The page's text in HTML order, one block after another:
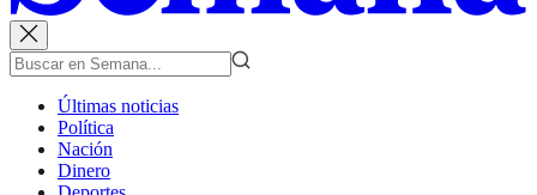
Últimas noticias
Política
Nación
Dinero